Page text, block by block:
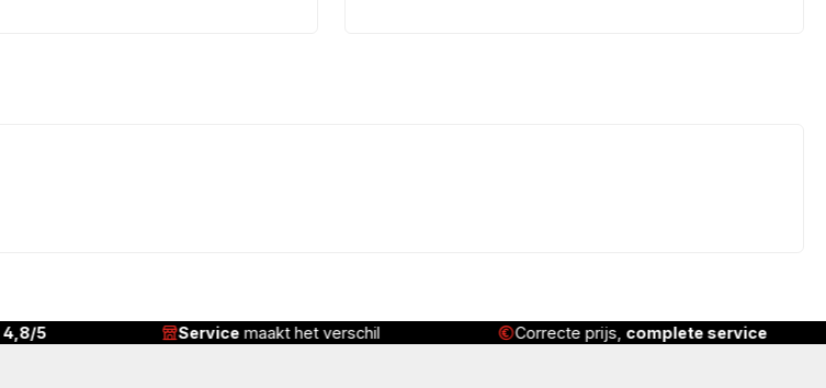
4,8/5 Service maakt het verschil Correcte prijs, complete service